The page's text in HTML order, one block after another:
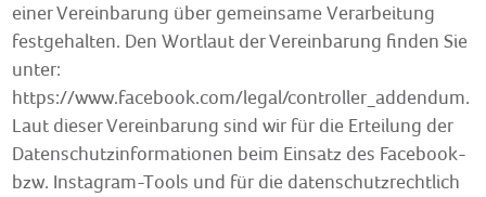
einer Vereinbarung über gemeinsame Verarbeitung
festgehalten. Den Wortlaut der Vereinbarung finden Sie
unter:
https://www.facebook.com/legal/controller_addendum.
Laut dieser Vereinbarung sind wir für die Erteilung der
Datenschutzinformationen beim Einsatz des Facebook-
bzw. Instagram-Tools und für die datenschutzrechtlich